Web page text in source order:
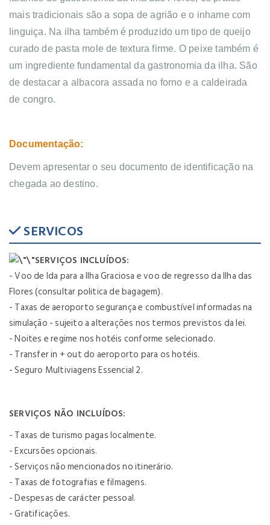
mais tradicionais são a sopa de agrião e o inhame com
linguiça. Na ilha também é produzido um tipo de queijo
curado de pasta mole de textura firme. O peixe também é
um ingrediente fundamental da gastronomia da ilha. São
de destacar a albacora assada no forno e a caldeirada
de congro.
Documentação:
Devem apresentar o seu documento de identificação na
chegada ao destino.
SERVICOS
SERVIÇOS INCLUÍDOS:
- Voo de Ida para a Ilha Graciosa e voo de regresso da Ilha das
Flores (consultar politica de bagagem).
- Taxas de aeroporto segurança e combustível informadas na
simulação - sujeito a alterações nos termos previstos da lei.
- Noites e regime nos hotéis conforme selecionado.
- Transfer in + out do aeroporto para os hotéis.
- Seguro Multiviagens Essencial 2.
SERVIÇOS NÃO INCLUÍDOS:
- Taxas de turismo pagas localmente.
- Excursões opcionais.
- Serviços não mencionados no itinerário.
- Taxas de fotografias e filmagens.
- Despesas de carácter pessoal.
- Gratificações.